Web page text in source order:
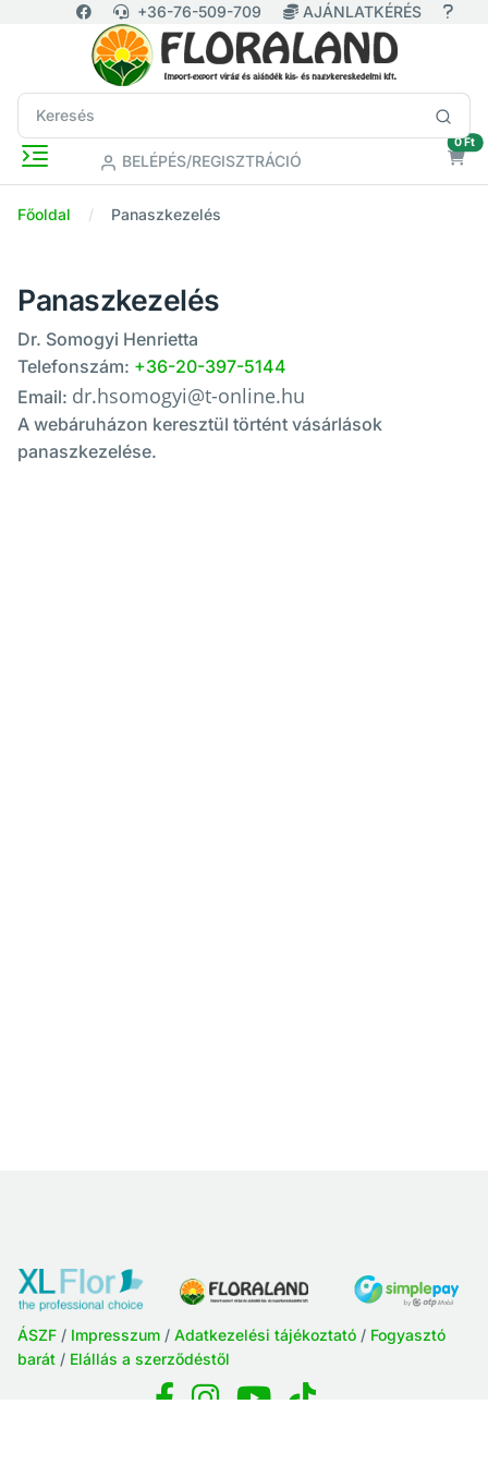
+36-76-509-709 AJÁNLATKÉRÉS
BELÉPÉS/REGISZTRÁCIÓ
0 Ft
Főoldal Panaszkezelés
Panaszkezelés
Dr. Somogyi Henrietta
Telefonszám: +36-20-397-5144
Email: dr.hsomogyi@t-online.hu
A webáruházon keresztül történt vásárlások
panaszkezelése.
ÁSZF / Impresszum / Adatkezelési tájékoztató / Fogyasztó
barát / Elállás a szerződéstől